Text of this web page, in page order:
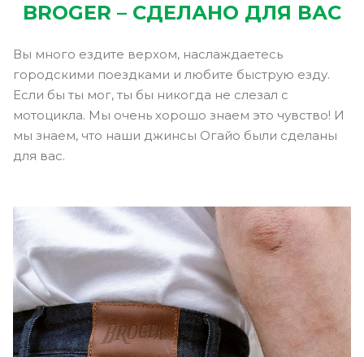
BROGER – СДЕЛАНО ДЛЯ ВАС
Вы много ездите верхом, наслаждаетесь
городскими поездками и любите быструю езду.
Если бы ты мог, ты бы никогда не слезал с
мотоцикла. Мы очень хорошо знаем это чувство! И
мы знаем, что наши джинсы Огайо были сделаны
для вас.